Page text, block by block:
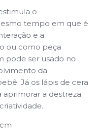
o
tempo em que é
e a
ou como peça
pode ser usado no
da
Já os lápis de cera
aprimorar a destreza